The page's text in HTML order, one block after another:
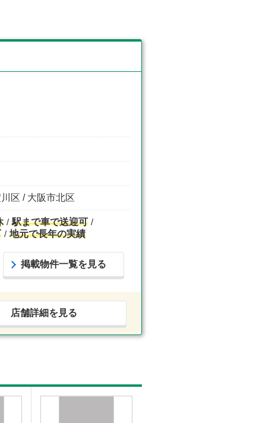
区 / 大阪市北区
駅まで車で送迎可
地元で長年の実績
掲載物件一覧を見る
店舗詳細を見る